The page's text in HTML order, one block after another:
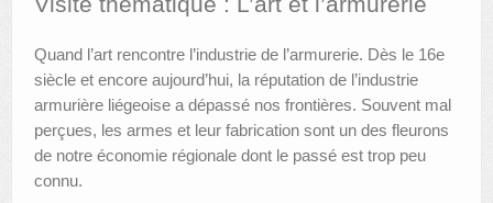
ANIMATIONS DES MUSÉES
PUBLICATIONS
Quand l’art rencontre l’industrie de l’armurerie. Dès le 16e
siècle et encore aujourd’hui, la réputation de l’industrie
armurière liégeoise a dépassé nos frontières. Souvent mal
perçues, les armes et leur fabrication sont un des fleurons
de notre économie régionale dont le passé est trop peu
connu.